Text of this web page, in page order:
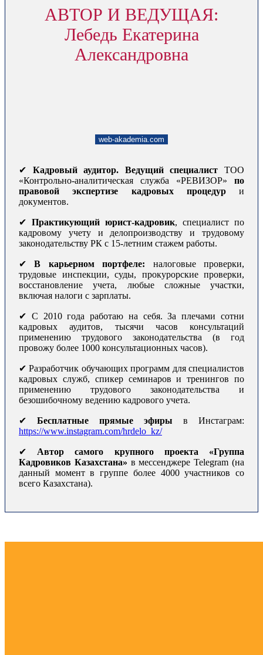
АВТОР И ВЕДУЩАЯ:
Лебедь Екатерина
Александровна
web-akademia.com
✔ Кадровый аудитор. Ведущий специалист ТОО
«Контрольно-аналитическая служба «РЕВИЗОР» по
правовой экспертизе кадровых процедури
документов.
✔ Практикующий юрист-кадровик, специалист по
кадровому учету и делопроизводству и трудовому
законодательству РК с 15-летним стажем работы.
✔В карьерном портфеле: налоговые проверки,
трудовые инспекции, суды, прокурорские проверки,
восстановление учета, любые сложные участки,
включая налоги с зарплаты.
✔ С 2010 года работаю на себя. За плечами сотни
кадровых аудитов, тысячи часов консультаций
применению трудового законодательства (в год
провожу более 1000 консультационных часов).
✔ Разработчик обучающих программ для специалистов
кадровых служб, спикер семинаров и тренингов по
применению трудового законодательства и
безошибочному ведению кадрового учета.
✔ Бесплатные прямые эфиры в Инстаграм:
https://www.instagram.com/hrdelo_kz/
✔ Автор самого крупного проекта «Группа
Кадровиков Казахстана» в мессенджере Telegram (на
данный момент в группе более 4000 участников со
всего Казахстана).